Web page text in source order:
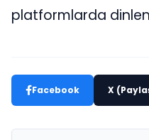
platformlarda
Facebook X